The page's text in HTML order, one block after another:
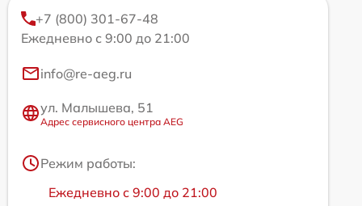
+7 (800) 301-67-48
Ежедневно с 9:00 до 21:00
info@re-aeg.ru
ул. Малышева, 51
Адрес сервисного центра AEG
Режим работы:
Ежедневно с 9:00 до 21:00